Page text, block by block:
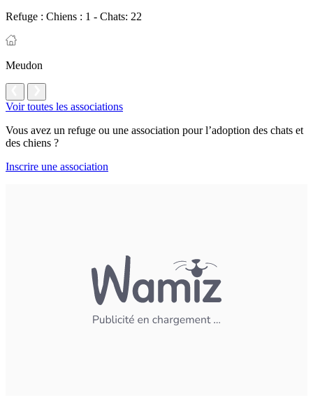
Refuge : Chiens : 1 - Chats: 22
Meudon
Voir toutes les associations
Vous avez un refuge ou une association pour l’adoption des chats et
des chiens ?
Inscrire une association